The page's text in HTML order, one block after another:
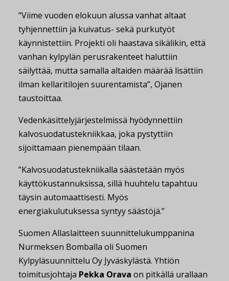
”Viime vuoden elokuun alussa vanhat altaat
tyhjennettiin ja kuivatus- sekä purkutyöt
käynnistettiin. Projekti oli haastava sikälikin, että
vanhan kylpylän perusrakenteet haluttiin
säilyttää, mutta samalla altaiden määrää lisättiin
ilman kellaritilojen suurentamista”, Ojanen
taustoittaa.
Vedenkäsittelyjärjestelmissä hyödynnettiin
kalvosuodatustekniikkaa, joka pystyttiin
sijoittamaan pienempään tilaan.
”Kalvosuodatustekniikalla säästetään myös
käyttökustannuksissa, sillä huuhtelu tapahtuu
täysin automaattisesti. Myös
energiakulutuksessa syntyy säästöjä.”
Suomen Allaslaitteen suunnittelukumppanina
Nurmeksen Bomballa oli Suomen
Kylpyläsuunnittelu Oy Jyväskylästä. Yhtiön
toimitusjohtaja Pekka Orava on pitkällä urallaan